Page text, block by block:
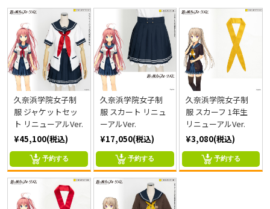
久奈浜学院女子制
服 ジャケットセッ
ト リニューアルVer.
¥45,100(税込)
予約する
久奈浜学院女子制
服 スカート リニュ
ーアルVer.
¥17,050(税込)
予約する
久奈浜学院女子制
服 スカーフ 1年生
リニューアルVer.
¥3,080(税込)
予約する